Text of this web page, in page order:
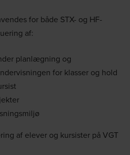
for både STX- og HF-
af:
planlægning og
for klasser og hold
af elever og kursister på VGT